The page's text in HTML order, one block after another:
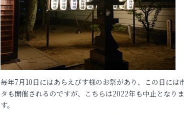
毎年7月10日にはあらえびす様のお祭があり、この日に
タも開催されるのですが、こちらは2022年も中止となり
す。